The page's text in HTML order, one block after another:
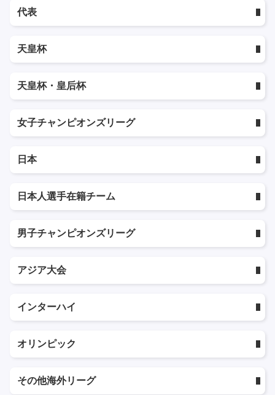
代表
天皇杯
天皇杯・皇后杯
女子チャンピオンズリーグ
日本
日本人選手在籍チーム
男子チャンピオンズリーグ
アジア大会
インターハイ
オリンピック
その他海外リーグ